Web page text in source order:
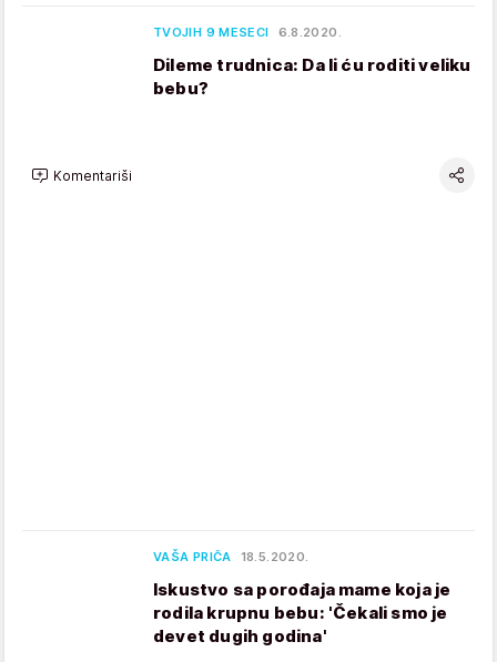
TVOJIH 9 MESECI 6.8.2020.
Dileme trudnica: Da li ću roditi veliku
bebu?
Komentariši
VAŠA PRIČA 18.5.2020.
Iskustvo sa porođaja mame koja je
rodila krupnu bebu: 'Čekali smo je
devet dugih godina'